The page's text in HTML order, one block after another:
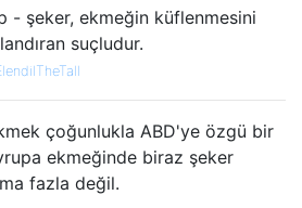
- şeker, ekmeğin küflenmesini
suçludur.
çoğunlukla ABD'ye özgü bir
ekmeğinde biraz şeker
fazla değil.